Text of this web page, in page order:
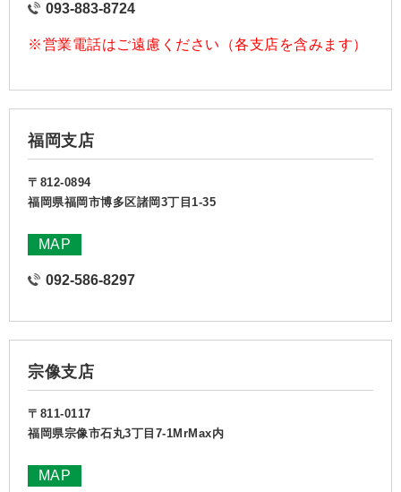
093-883-8724
※営業電話はご遠慮ください（各支店を含みます）
福岡支店
〒812-0894
福岡県福岡市博多区諸岡3丁目1-35
MAP
092-586-8297
宗像支店
〒811-0117
福岡県宗像市石丸3丁目7-1MrMax内
MAP